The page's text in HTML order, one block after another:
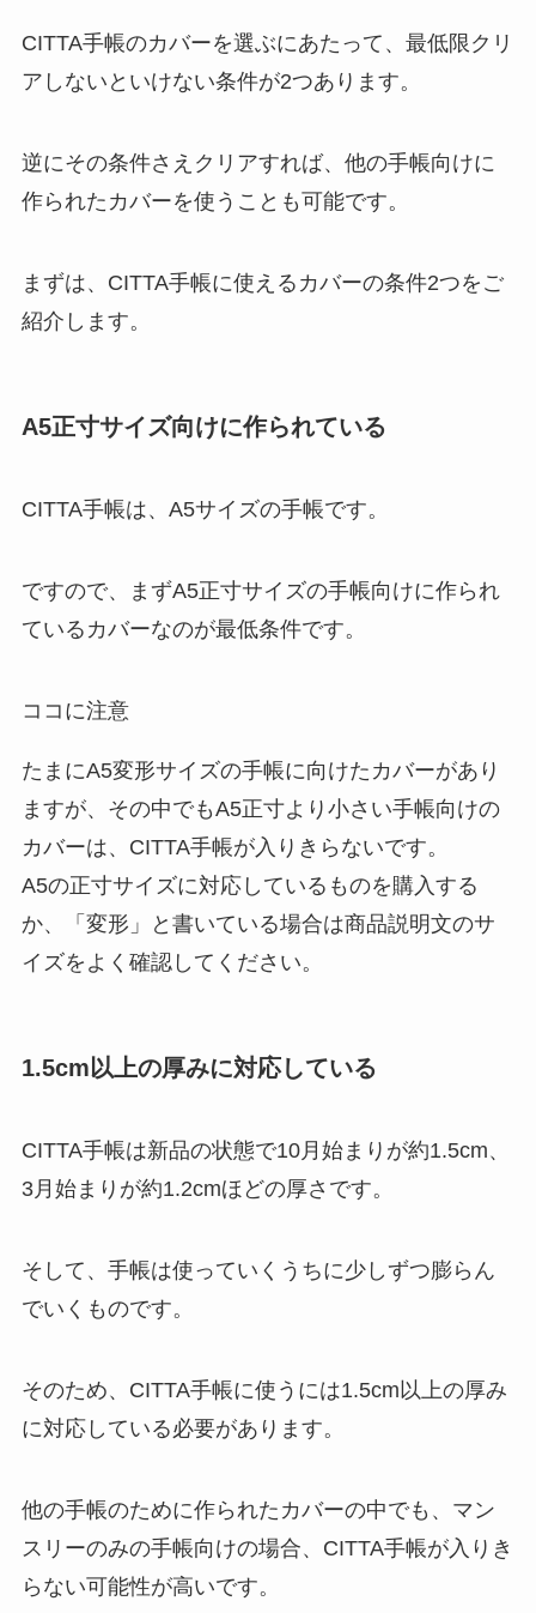
CITTA手帳のカバーを選ぶにあたって、最低限クリ
アしないといけない条件が2つあります。
逆にその条件さえクリアすれば、他の手帳向けに
作られたカバーを使うことも可能です。
まずは、CITTA手帳に使えるカバーの条件2つをご
紹介します。
A5正寸サイズ向けに作られている
CITTA手帳は、A5サイズの手帳です。
ですので、まずA5正寸サイズの手帳向けに作られ
ているカバーなのが最低条件です。
ココに注意
たまにA5変形サイズの手帳に向けたカバーがあり
ますが、その中でもA5正寸より小さい手帳向けの
カバーは、CITTA手帳が入りきらないです。
A5の正寸サイズに対応しているものを購入する
か、「変形」と書いている場合は商品説明文のサ
イズをよく確認してください。
1.5cm以上の厚みに対応している
CITTA手帳は新品の状態で10月始まりが約1.5cm、
3月始まりが約1.2cmほどの厚さです。
そして、手帳は使っていくうちに少しずつ膨らん
でいくものです。
そのため、CITTA手帳に使うには1.5cm以上の厚み
に対応している必要があります。
他の手帳のために作られたカバーの中でも、マン
スリーのみの手帳向けの場合、CITTA手帳が入りき
らない可能性が高いです。